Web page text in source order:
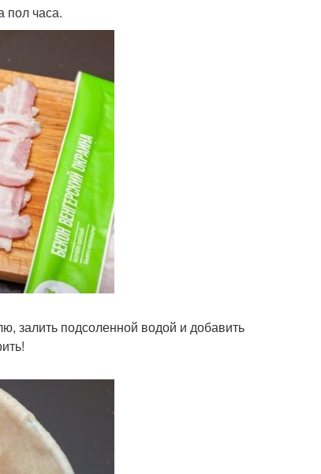
пол часа.
залить подсоленной водой и добавить